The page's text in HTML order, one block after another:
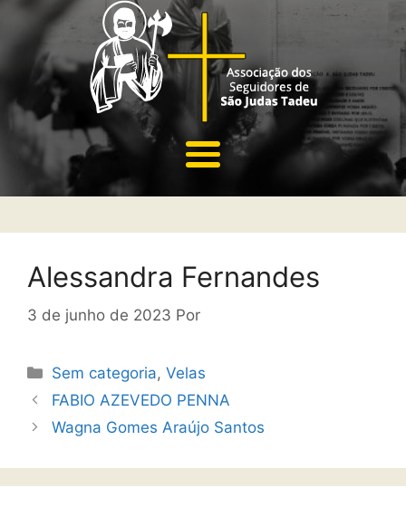
Alessandra Fernandes
3 de junho de 2023 Por
Sem categoria,Velas
FABIO AZEVEDO PENNA
Wagna Gomes Araújo Santos